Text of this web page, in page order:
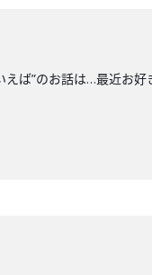
ば”のお話は…最近